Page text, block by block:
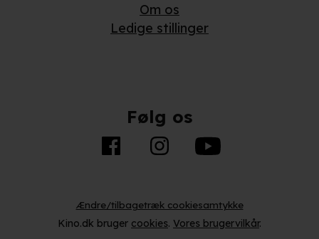
Om os
Ledige stillinger
Følg os
Ændre/tilbagetræk cookiesamtykke
Kino.dk bruger cookies. Vores brugervilkår.